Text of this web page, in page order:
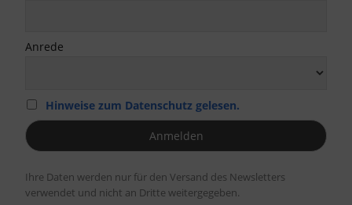
Anrede
Hinweise zum Datenschutz gelesen.
Ihre Daten werden nur für den Versand des Newsletters
verwendet und nicht an Dritte weitergegeben.